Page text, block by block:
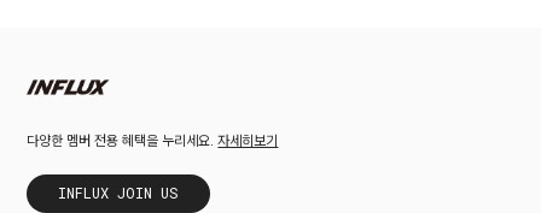
다양한 멤버 전용 혜택을 누리세요.자세히보기
INFLUX JOIN US